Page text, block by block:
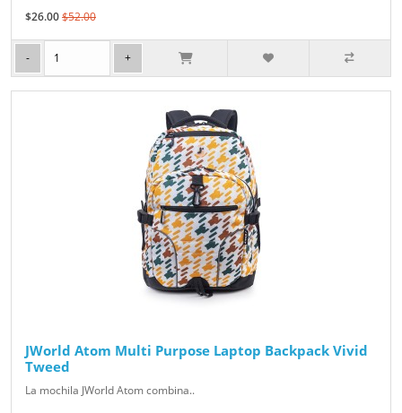
$26.00$52.00
JWorld Atom Multi Purpose Laptop Backpack Vivid
Tweed
La mochila JWorld Atom combina..